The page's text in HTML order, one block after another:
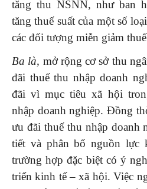
tăng thu NSNN, như ban
tăng thuế suất của một số
các đối tượng miễn giảm
Ba là, mở rộng cơ sở thu
đãi thuế thu nhập doanh
đãi vì mục tiêu xã hội
nhập doanh nghiệp. Đồng
ưu đãi thuế thu nhập doanh
tiết và phân bổ nguồn lực
trường hợp đặc biệt có ý
triển kinh tế – xã hội. Việc